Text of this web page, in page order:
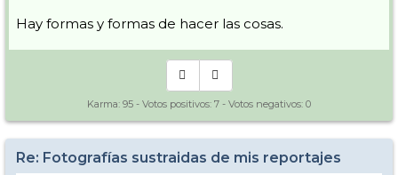
Hay formas y formas de hacer las cosas.
Karma: 95 - Votos positivos: 7 - Votos negativos: 0
Re: Fotografías sustraidas de mis reportajes